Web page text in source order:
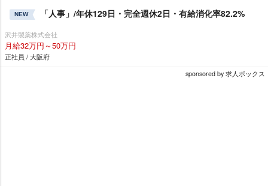
NEW 「人事」/年休129日・完全週休2日・有給消化率82.2%
沢井製薬株式会社
月給32万円～50万円
正社員 / 大阪府
sponsored by 求人ボックス